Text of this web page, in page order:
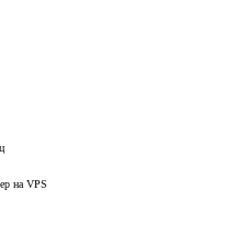
на VPS